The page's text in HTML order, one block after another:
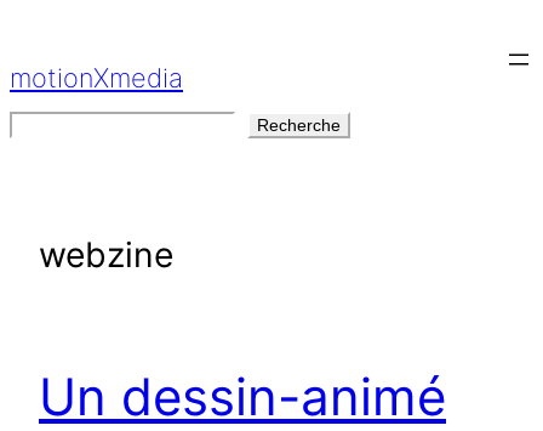
contenu
motionXmedia
Recherche
webzine
Un dessin-animé